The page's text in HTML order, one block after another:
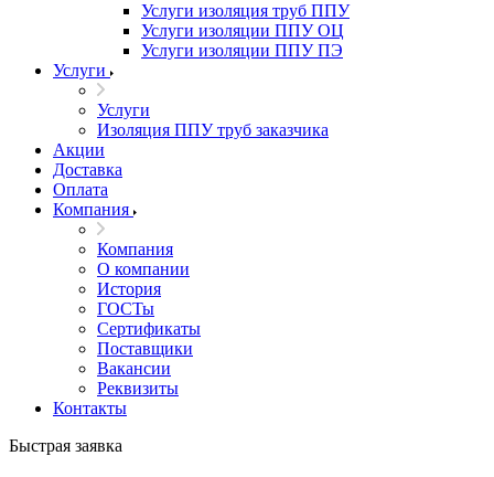
Услуги изоляция труб ППУ
Услуги изоляции ППУ ОЦ
Услуги изоляции ППУ ПЭ
Услуги
Услуги
Изоляция ППУ труб заказчика
Акции
Доставка
Оплата
Компания
Компания
О компании
История
ГОСТы
Сертификаты
Поставщики
Вакансии
Реквизиты
Контакты
Быстрая заявка